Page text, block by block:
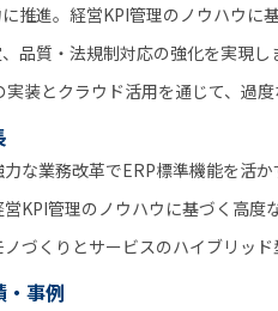
推進。経営KPI管理のノウハウに
品質・法規制対応の強化を実現し
実装とクラウド活用を通じて、過
力な業務改革でERP標準機能を活
営KPI管理のノウハウに基づく高度
ノづくりとサービスのハイブリッ
・事例